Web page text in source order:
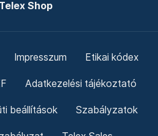
Telex Shop
Impresszum Etikai kódex
Adatkezelési tájékoztató
beállítások Szabályzatok